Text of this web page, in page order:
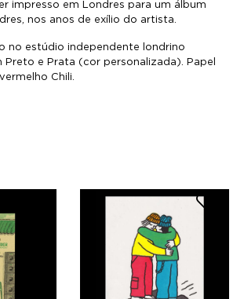
impresso em Londres para um álbum
nos anos de exílio do artista.
no estúdio independente londrino
Preto e Prata (cor personalizada). Papel
Chili.